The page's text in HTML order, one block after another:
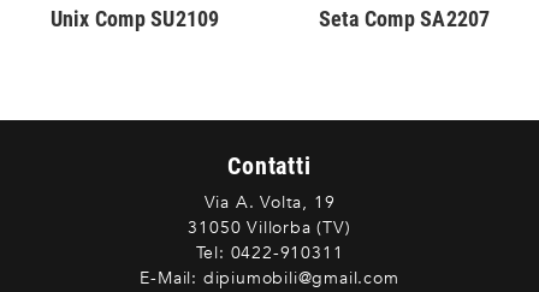
Unix Comp SU2109 Seta Comp SA2207
Contatti
Via A. Volta, 19
31050 Villorba (TV)
Tel: 0422-910311
E-Mail: dipiumobili@gmail.com